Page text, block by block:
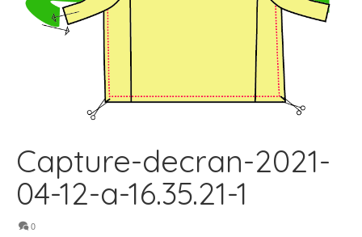
Capture-decran-2021-
04-12-a-16.35.21-1
0